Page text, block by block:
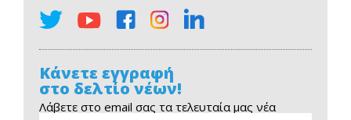
Κάνετε εγγραφή
στο δελτίο νέων!
Λάβετε στο email σας τα τελευταία μας νέα